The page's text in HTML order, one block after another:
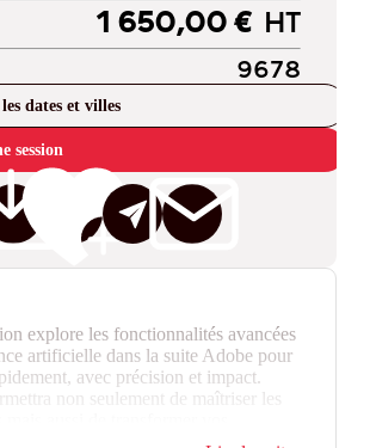
1 650,00 € HT
9678
dates et villes
session
explore les fonctionnalités avancées
artificielle dans la suite Adobe pour
avec précision et impact.
non seulement de maîtriser les
Vous apprendrez à collaborer